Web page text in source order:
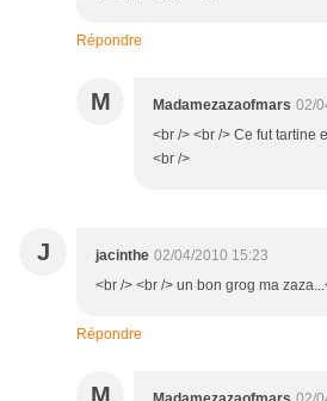
Répondre
M Madamezazaofmars 02/
<br /> <br /> Ce fut tartine
<br />
J jacinthe 02/04/2010 15:23
<br /> <br /> un bon grog ma
Répondre
M